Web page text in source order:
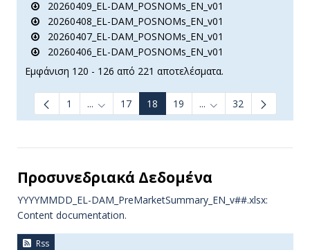
20260409_EL-DAM_POSNOMs_EN_v01
20260408_EL-DAM_POSNOMs_EN_v01
20260407_EL-DAM_POSNOMs_EN_v01
20260406_EL-DAM_POSNOMs_EN_v01
Εμφάνιση 120 - 126 από 221 αποτελέσματα.
1 ... Ενδιάμεσες σελίδες Use TAB to navigate.
17 18 19 ... Ενδιάμεσες σελίδες
32
Προσυνεδριακά Δεδομένα
YYYYMMDD_EL-DAM_PreMarketSummary_EN_v##.xlsx:
Content documentation.
Rss